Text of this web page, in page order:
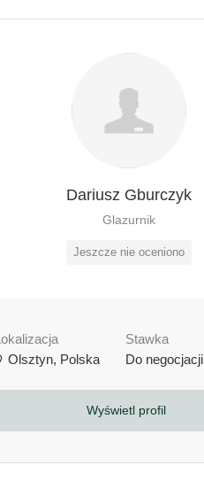
Dariusz Gburczyk
Glazurnik
Jeszcze nie oceniono
Lokalizacja
Olsztyn, Polska
Stawka
Do negocjacji
Wyświetl profil